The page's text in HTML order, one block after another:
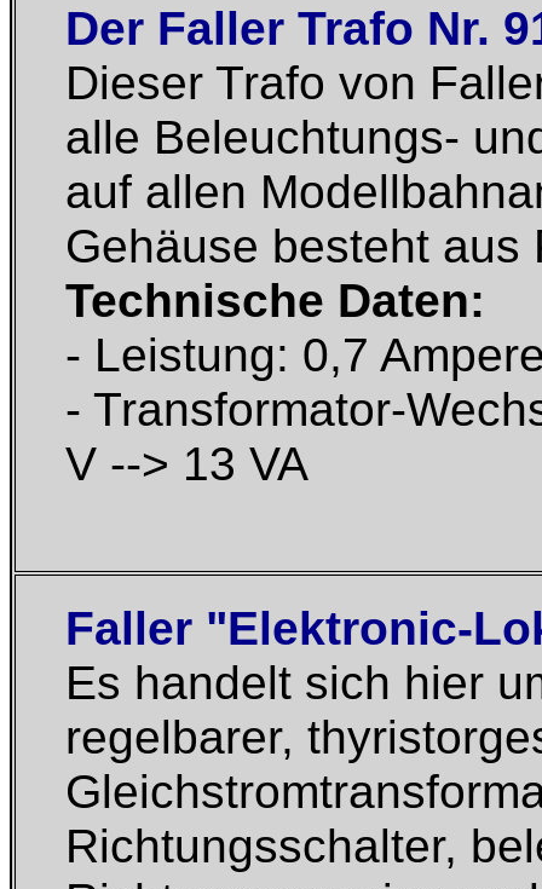
Der Faller Trafo Nr.
Dieser Trafo von
alle Beleuchtungs-
auf allen
Gehäuse besteht aus
Technische Daten:
- Leistung: 0,7
- Transformator-
V --> 13 VA
Faller "Elektronic-
Es handelt sich hier
regelbarer,
Richtungsschalter,